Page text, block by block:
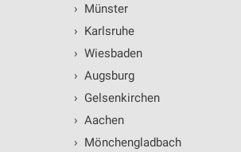
› Münster
› Karlsruhe
› Wiesbaden
› Augsburg
› Gelsenkirchen
› Aachen
› Mönchengladbach